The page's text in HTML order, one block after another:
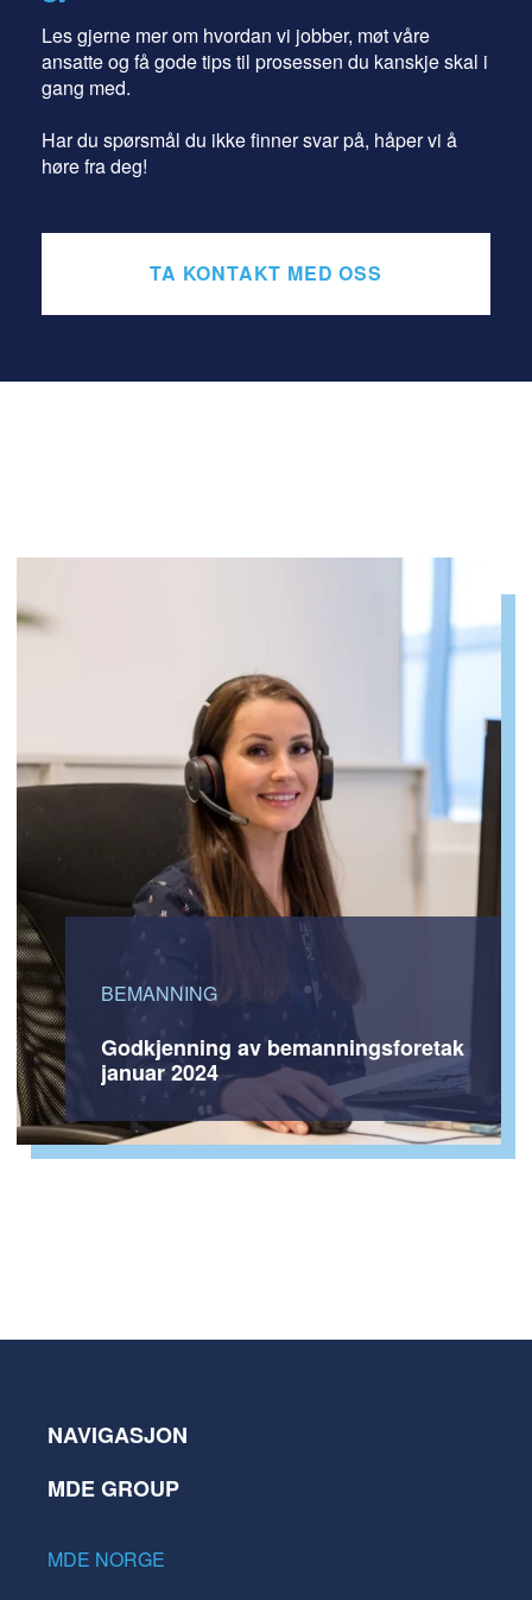
Les gjerne mer om hvordan vi jobber, møt våre
ansatte og få gode tips til prosessen du kanskje skal i
gang med.
Har du spørsmål du ikke finner svar på, håper vi å
høre fra deg!
TA KONTAKT MED OSS
BEMANNING
Godkjenning av bemanningsforetak
januar 2024
NAVIGASJON
MDE GROUP
MDE NORGE